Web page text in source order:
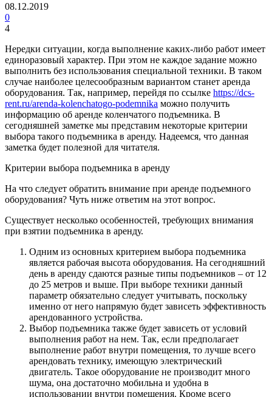
08.12.2019
0
4
Нередки ситуации, когда выполнение каких-либо работ имеет
единоразовый характер. При этом не каждое задание можно
выполнить без использования специальной техники. В таком
случае наиболее целесообразным вариантом станет аренда
оборудования. Так, например, перейдя по ссылке https://dcs-
rent.ru/arenda-kolenchatogo-podemnika можно получить
информацию об аренде коленчатого подъемника. В
сегодняшней заметке мы представим некоторые критерии
выбора такого подъемника в аренду. Надеемся, что данная
заметка будет полезной для читателя.
Критерии выбора подъемника в аренду
На что следует обратить внимание при аренде подъемного
оборудования? Чуть ниже ответим на этот вопрос.
Существует несколько особенностей, требующих внимания
при взятии подъемника в аренду.
Одним из основных критерием выбора подъемника
является рабочая высота оборудования. На сегодняшний
день в аренду сдаются разные типы подъемников – от 12
до 25 метров и выше. При выборе техники данный
параметр обязательно следует учитывать, поскольку
именно от него напрямую будет зависеть эффективность
арендованного устройства.
Выбор подъемника также будет зависеть от условий
выполнения работ на нем. Так, если предполагает
выполнение работ внутри помещения, то лучше всего
арендовать технику, имеющую электрический
двигатель. Такое оборудование не производит много
шума, она достаточно мобильна и удобна в
использовании внутри помещения. Кроме всего